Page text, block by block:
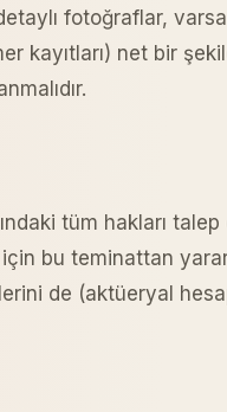
fotoğraflar,
kayıtları) net bir
tüm hakları
bu teminattan
de (aktüeryal